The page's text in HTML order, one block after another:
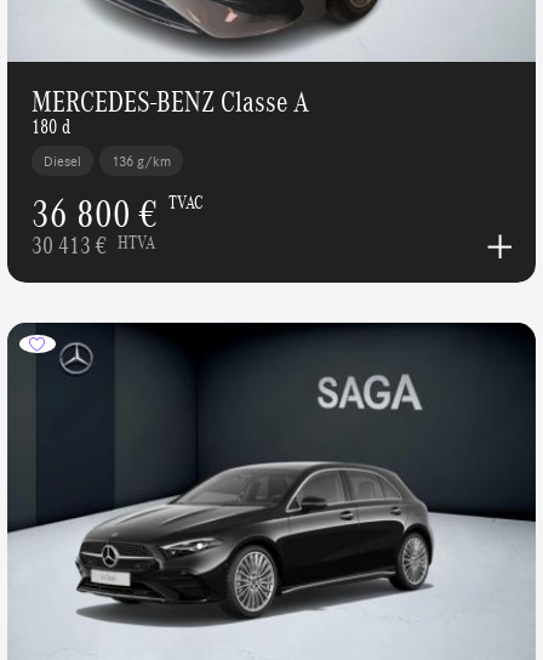
MERCEDES-BENZ Classe A
180 d
Diesel 136 g/km
36 800 € TVAC
30 413 € HTVA